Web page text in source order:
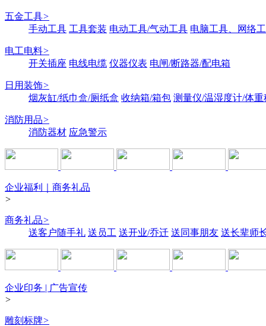
五金工具>
手动工具 工具套装 电动工具/气动工具 电脑工具、网络
电工电料>
开关插座 电线电缆 仪器仪表 电闸/断路器/配电箱
日用装饰>
烟灰缸/纸巾盒/厕纸盒 收纳箱/箱包 测量仪/温湿度计/体重
消防用品>
消防器材 应急警示
企业福利｜商务礼品
>
商务礼品>
送客户随手礼 送员工 送开业/乔迁 送同事朋友 送长辈师
企业印务 | 广告宣传
>
雕刻标牌>